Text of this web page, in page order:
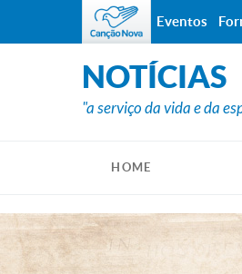
NOTÍCIAS
"a serviço da vida e da
HOME
Eventos